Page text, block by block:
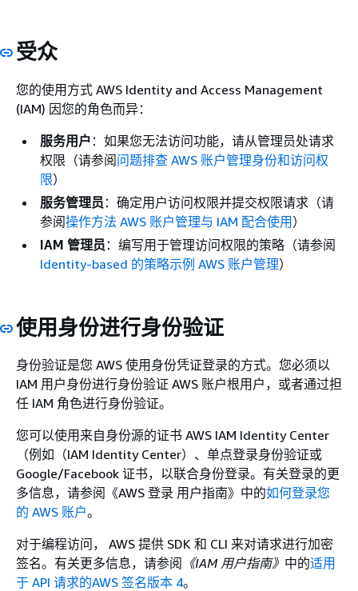
受众
您的使用方式 AWS Identity and Access Management
(IAM) 因您的角色而异：
服务用户 ：如果您无法访问功能，请从管理员处请求
权限（请参阅问题排查 AWS 账户管理身份和访问权
限）
服务管理员 ：确定用户访问权限并提交权限请求（请
参阅操作方法 AWS 账户管理与 IAM 配合使用）
IAM 管理员 ：编写用于管理访问权限的策略（请参阅
Identity-based 的策略示例 AWS 账户管理）
使用身份进行身份验证
身份验证是您 AWS 使用身份凭证登录的方式。您必须以
IAM 用户身份进行身份验证 AWS 账户根用户，或者通过担
任 IAM 角色进行身份验证。
您可以使用来自身份源的证书 AWS IAM Identity Center
（例如（IAM Identity Center）、单点登录身份验证或
Google/Facebook 证书，以联合身份登录。有关登录的更
多信息，请参阅《AWS 登录 用户指南》 中的如何登录您
的 AWS 账户。
对于编程访问， AWS 提供 SDK 和 CLI 来对请求进行加密
签名。有关更多信息，请参阅 《IAM 用户指南》 中的适用
于 API 请求的AWS 签名版本 4。